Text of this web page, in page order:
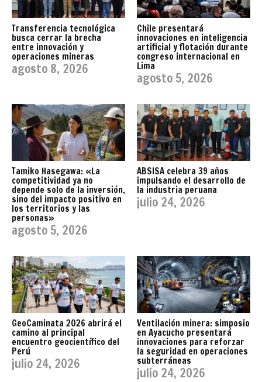
Transferencia tecnológica
busca cerrar la brecha
entre innovación y
operaciones mineras
agosto 8, 2026
Chile presentará
innovaciones en inteligencia
artificial y flotación durante
congreso internacional en
Lima
agosto 5, 2026
Tamiko Hasegawa: «La
competitividad ya no
depende solo de la inversión,
sino del impacto positivo en
los territorios y las
personas»
agosto 5, 2026
ABSISA celebra 39 años
impulsando el desarrollo de
la industria peruana
julio 24, 2026
GeoCaminata 2026 abrirá el
camino al principal
encuentro geocientífico del
Perú
julio 24, 2026
Ventilación minera: simposio
en Ayacucho presentará
innovaciones para reforzar
la seguridad en operaciones
subterráneas
julio 24, 2026